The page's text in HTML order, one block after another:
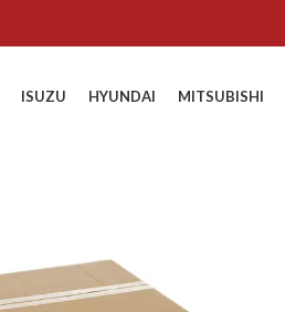
ISUZU HYUNDAI MITSUBISHI